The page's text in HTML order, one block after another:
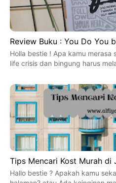
Review Buku : You Do You
Holla bestie ! Apa kamu
life crisis dan bingung harus
Tips Mencari Kost Murah di
Hallo bestie ? Apakah kamu